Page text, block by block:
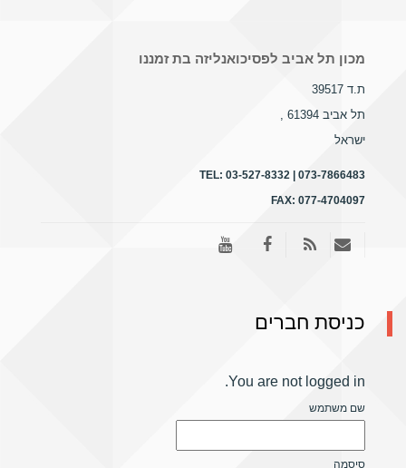
מכון תל אביב לפסיכואנליזה בת זמננו
ת.ד 39517
תל אביב 61394
,
ישראל
TEL: 03-527-8332 | 073-7866483
FAX: 077-4704097
כניסת חברים
You are not logged in.
שם משתמש
סיסמה